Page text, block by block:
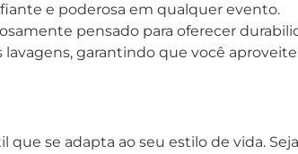
e poderosa em qualquer evento.
pensado para oferecer
garantindo que você
se adapta ao seu estilo de vida.